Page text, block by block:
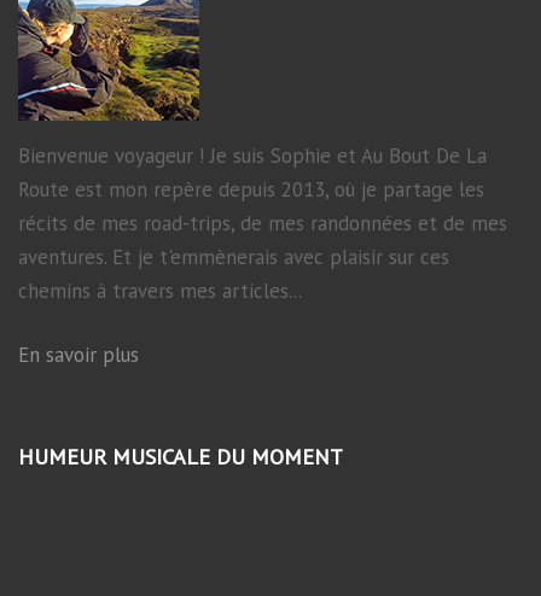
Bienvenue voyageur ! Je suis Sophie et Au Bout De La
Route est mon repère depuis 2013, où je partage les
récits de mes road-trips, de mes randonnées et de mes
aventures. Et je t'emmènerais avec plaisir sur ces
chemins à travers mes articles...
En savoir plus
HUMEUR MUSICALE DU MOMENT